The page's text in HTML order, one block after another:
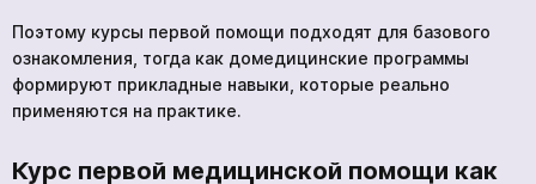
Поэтому курсы первой помощи подходят для базового
ознакомления, тогда как домедицинские программы
формируют прикладные навыки, которые реально
применяются на практике.
Курс первой медицинской помощи как